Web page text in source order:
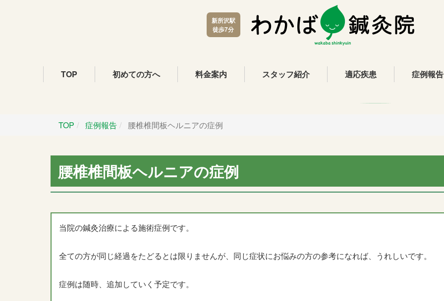
新所沢駅
徒歩7分
TOP 初めての方へ 料金案内 スタッフ紹介 適応疾患 症例報告
TOP 症例報告 腰椎椎間板ヘルニアの症例
腰椎椎間板ヘルニアの症例
当院の鍼灸治療による施術症例です。
全ての方が同じ経過をたどるとは限りませんが、同じ症状にお悩みの方の参考になれば、うれしいです。
症例は随時、追加していく予定です。